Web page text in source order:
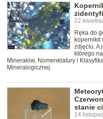
22
Ręka do
kopernikit
zdjęciu. A
którego
Minerałów, Nomenklatury i
Mineralogicznej.
stanie
14